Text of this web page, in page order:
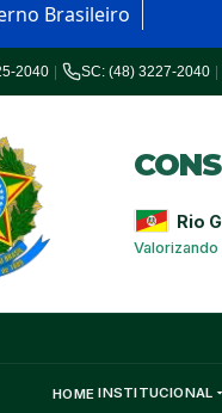
Brasileiro
2040 | SC: (48) 3227-2040 |
Rio
HOME INSTITUCIONAL